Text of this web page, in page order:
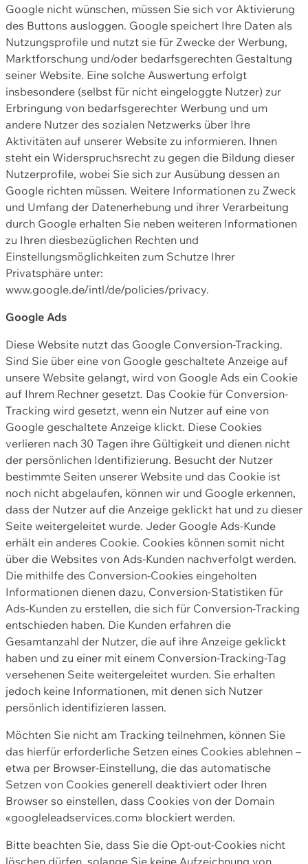
Google nicht wünschen, müssen Sie sich vor Aktivierung
des Buttons ausloggen. Google speichert Ihre Daten als
Nutzungsprofile und nutzt sie für Zwecke der Werbung,
Marktforschung und/oder bedarfsgerechten Gestaltung
seiner Website. Eine solche Auswertung erfolgt
insbesondere (selbst für nicht eingeloggte Nutzer) zur
Erbringung von bedarfsgerechter Werbung und um
andere Nutzer des sozialen Netzwerks über Ihre
Aktivitäten auf unserer Website zu informieren. Ihnen
steht ein Widerspruchsrecht zu gegen die Bildung dieser
Nutzerprofile, wobei Sie sich zur Ausübung dessen an
Google richten müssen. Weitere Informationen zu Zweck
und Umfang der Datenerhebung und ihrer Verarbeitung
durch Google erhalten Sie neben weiteren Informationen
zu Ihren diesbezüglichen Rechten und
Einstellungsmöglichkeiten zum Schutze Ihrer
Privatsphäre unter:
www.google.de/intl/de/policies/privacy.
Google Ads
Diese Website nutzt das Google Conversion-Tracking.
Sind Sie über eine von Google geschaltete Anzeige auf
unsere Website gelangt, wird von Google Ads ein Cookie
auf Ihrem Rechner gesetzt. Das Cookie für Conversion-
Tracking wird gesetzt, wenn ein Nutzer auf eine von
Google geschaltete Anzeige klickt. Diese Cookies
verlieren nach 30 Tagen ihre Gültigkeit und dienen nicht
der persönlichen Identifizierung. Besucht der Nutzer
bestimmte Seiten unserer Website und das Cookie ist
noch nicht abgelaufen, können wir und Google erkennen,
dass der Nutzer auf die Anzeige geklickt hat und zu dieser
Seite weitergeleitet wurde. Jeder Google Ads-Kunde
erhält ein anderes Cookie. Cookies können somit nicht
über die Websites von Ads-Kunden nachverfolgt werden.
Die mithilfe des Conversion-Cookies eingeholten
Informationen dienen dazu, Conversion-Statistiken für
Ads-Kunden zu erstellen, die sich für Conversion-Tracking
entschieden haben. Die Kunden erfahren die
Gesamtanzahl der Nutzer, die auf ihre Anzeige geklickt
haben und zu einer mit einem Conversion-Tracking-Tag
versehenen Seite weitergeleitet wurden. Sie erhalten
jedoch keine Informationen, mit denen sich Nutzer
persönlich identifizieren lassen.
Möchten Sie nicht am Tracking teilnehmen, können Sie
das hierfür erforderliche Setzen eines Cookies ablehnen –
etwa per Browser-Einstellung, die das automatische
Setzen von Cookies generell deaktiviert oder Ihren
Browser so einstellen, dass Cookies von der Domain
«googleleadservices.com» blockiert werden.
Bitte beachten Sie, dass Sie die Opt-out-Cookies nicht